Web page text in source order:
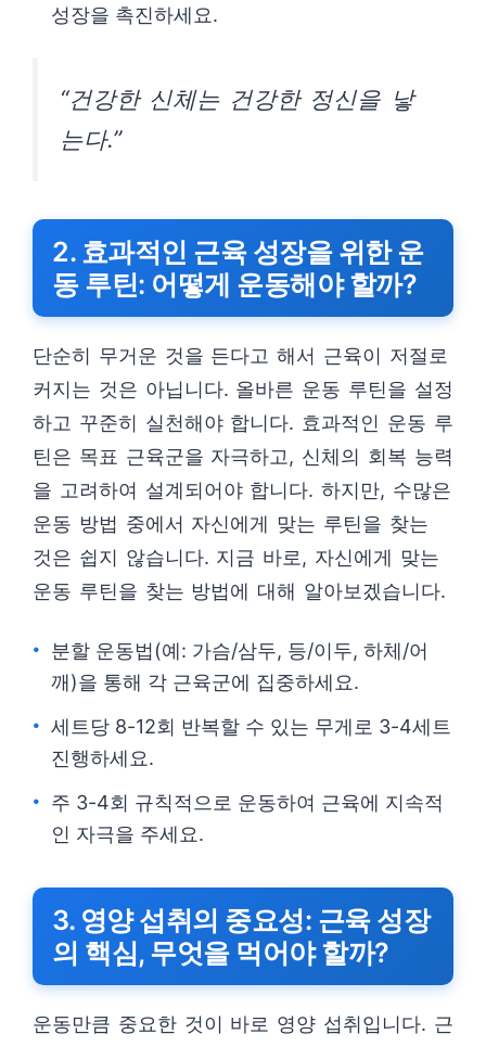
성장을 촉진하세요.
“건강한 신체는 건강한 정신을 낳
는다.”
2. 효과적인 근육 성장을 위한 운
동 루틴: 어떻게 운동해야 할까?
단순히 무거운 것을 든다고 해서 근육이 저절로
커지는 것은 아닙니다. 올바른 운동 루틴을 설정
하고 꾸준히 실천해야 합니다. 효과적인 운동 루
틴은 목표 근육군을 자극하고, 신체의 회복 능력
을 고려하여 설계되어야 합니다. 하지만, 수많은
운동 방법 중에서 자신에게 맞는 루틴을 찾는
것은 쉽지 않습니다. 지금 바로, 자신에게 맞는
운동 루틴을 찾는 방법에 대해 알아보겠습니다.
분할 운동법(예: 가슴/삼두, 등/이두, 하체/어
깨)을 통해 각 근육군에 집중하세요.
세트당 8-12회 반복할 수 있는 무게로 3-4세트
진행하세요.
주 3-4회 규칙적으로 운동하여 근육에 지속적
인 자극을 주세요.
3. 영양 섭취의 중요성: 근육 성장
의 핵심, 무엇을 먹어야 할까?
운동만큼 중요한 것이 바로 영양 섭취입니다. 근